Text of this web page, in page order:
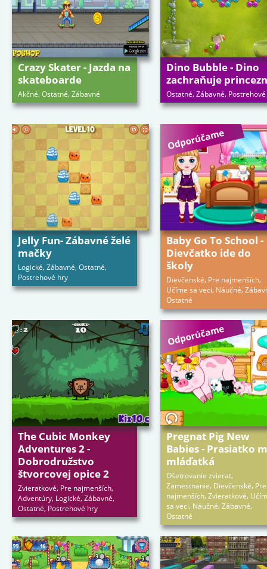
Crazy Skater - Jazda na
skateboarde
Akčné,Ostatné,Zábavné
Dino Bubble - Dino
zachraňuje
Ostatné,Zábavné,
Jelly Fun- Zábavné želé
mačky
Logické,Zábavné,Ostatné,
Postrehové hry
Baby Go To School -
Dievčatko ide do
školy
Dievčenské, Pre najmenších,
Učíme sa veci, Náučné,
Ostatné
The Cubic Monkey
Adventures 2 -
Dobrodružstvo
štvorcovej opice 2
Zvieratkové, Pre najmenších,
Adventúry, Logické,Zábavné,
Ostatné, Postrehové hry
Pregnat Pig New
Babies - Prasiatko
mláďatká
Ošetrovanie zvierat,
Zamestnanie, Dievčenské, Pre
najmenších,Zvieratkové,
sa veci, Náučné,Zábavné,
Ostatné